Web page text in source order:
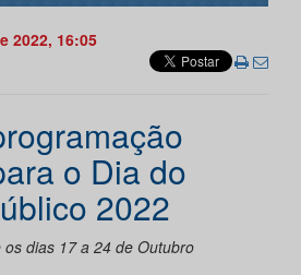
2022, 16:05
o Dia do
2022
dias 17 a 24 de Outubro